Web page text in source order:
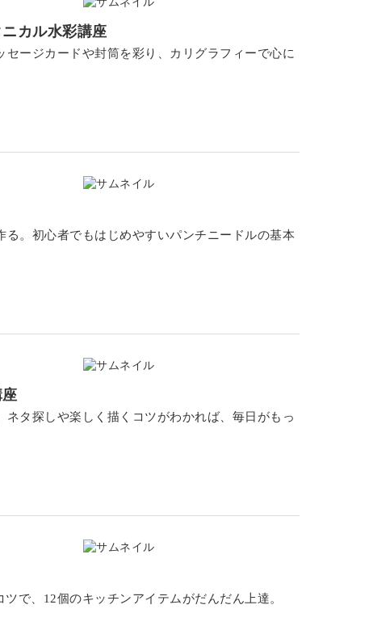
カル水彩講座
ージカードや封筒を彩り、カリグラフィーで心に
。初心者でもはじめやすいパンチニードルの基本
タ探しや楽しく描くコツがわかれば、毎日がもっ
で、12個のキッチンアイテムがだんだん上達。